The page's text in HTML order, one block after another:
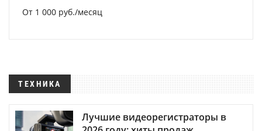
От 1 000 руб./месяц
ТЕХНИКА
Лучшие видеорегистраторы в